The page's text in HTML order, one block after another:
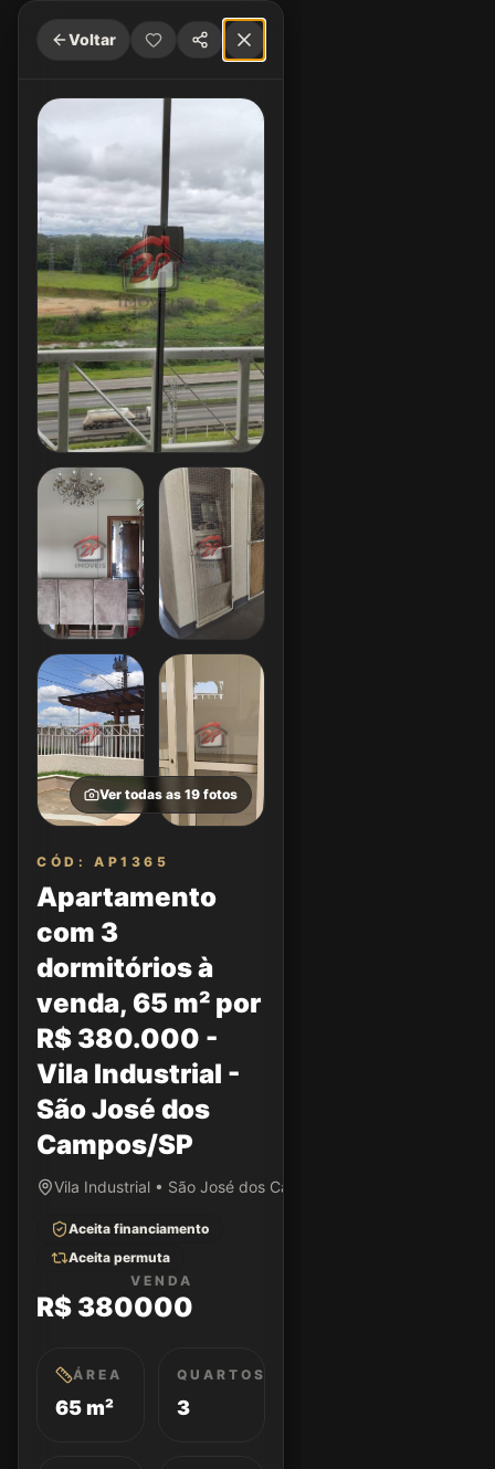
Voltar
Ver todas as 19 fotos
CÓD: AP1365
Apartamento
com 3
dormitórios à
venda, 65 m² por
R$ 380.000 -
Vila Industrial -
São José dos
Campos/SP
Vila Industrial • São José dos Campos/SP
Aceita financiamento
Aceita permuta
VENDA
R$ 380000
ÁREA
65 m²
QUARTOS
3